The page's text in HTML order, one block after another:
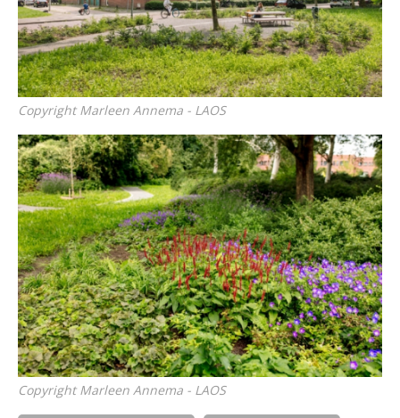
Copyright Marleen Annema - LAOS
Copyright Marleen Annema - LAOS